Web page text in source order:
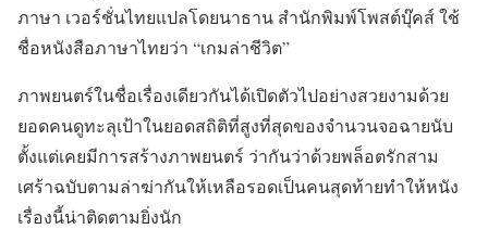
ภาษา เวอร์ชั่นไทยแปลโดยนาธาน สำนักพิมพ์โพสต์บุ๊คส์ ใช้
ชื่อหนังสือภาษาไทยว่า “เกมล่าชีวิต”
ภาพยนตร์ในชื่อเรื่องเดียวกันได้เปิดตัวไปอย่างสวยงามด้วย
ยอดคนดูทะลุเป้าในยอดสถิติที่สูงที่สุดของจำนวนจอฉายนับ
ตั้งแต่เคยมีการสร้างภาพยนตร์ ว่ากันว่าด้วยพล็อตรักสาม
เศร้าฉบับตามล่าฆ่ากันให้เหลือรอดเป็นคนสุดท้ายทำให้หนัง
เรื่องนี้น่าติดตามยิ่งนัก